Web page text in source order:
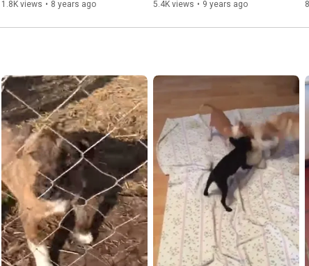
1.8K views • 8 years ago 5.4K views • 9 years ago